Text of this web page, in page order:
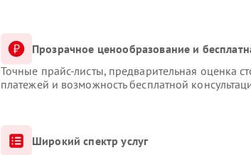
Прозрачное ценообразование и
Точные прайс-листы, предварительная оценка
платежей и возможность бесплатной
Широкий спектр услуг